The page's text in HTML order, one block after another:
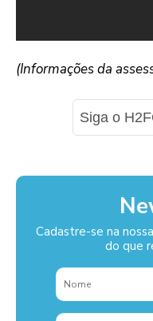
(Informações da
Siga o
Cadastre-se na
do que